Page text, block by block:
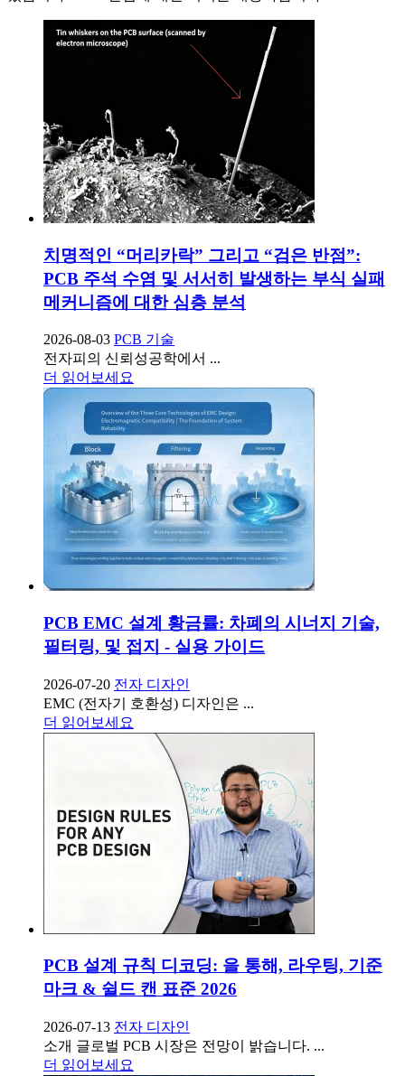
치명적인 “머리카락” 그리고 “검은 반점”:
PCB 주석 수염 및 서서히 발생하는 부식 실패
메커니즘에 대한 심층 분석
2026-08-03 PCB 기술
전자피의 신뢰성공학에서 ...
더 읽어보세요
PCB EMC 설계 황금률: 차폐의 시너지 기술,
필터링, 및 접지 - 실용 가이드
2026-07-20 전자 디자인
EMC (전자기 호환성) 디자인은 ...
더 읽어보세요
PCB 설계 규칙 디코딩: 을 통해, 라우팅, 기준
마크 & 쉴드 캔 표준 2026
2026-07-13 전자 디자인
소개 글로벌 PCB 시장은 전망이 밝습니다. ...
더 읽어보세요